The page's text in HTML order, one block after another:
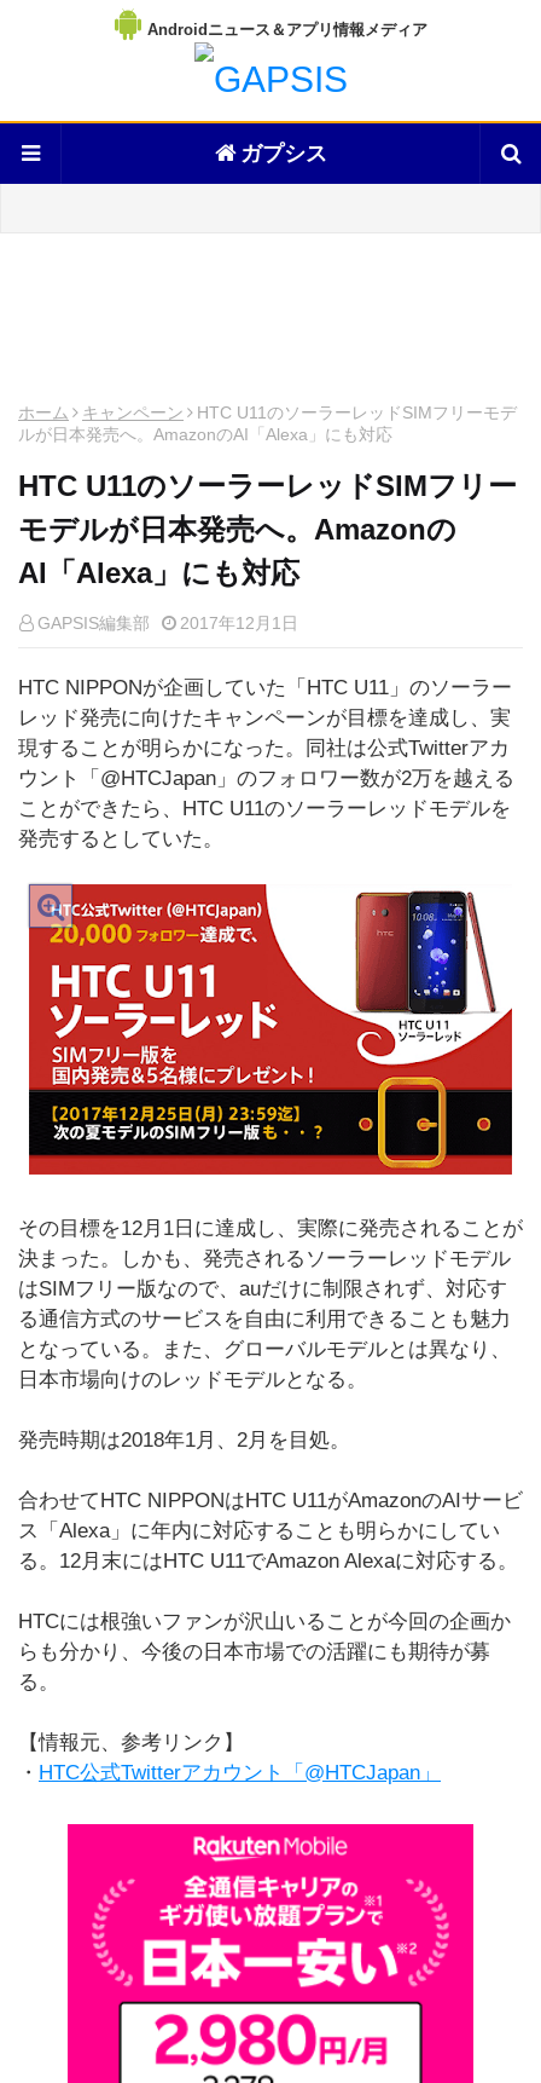
Androidニュース＆アプリ情報メディア
ガプシス
ホーム キャンペーン
HTC U11のソーラーレッドSIMフリーモデ
ルが日本発売へ。AmazonのAI「Alexa」にも対応
HTC U11のソーラーレッドSIMフリー
モデルが日本発売へ。Amazonの
AI「Alexa」にも対応
GAPSIS編集部 2017年12月1日
HTC NIPPONが企画していた「HTC U11」のソーラー
レッド発売に向けたキャンペーンが目標を達成し、実
現することが明らかになった。同社は公式Twitterアカ
ウント「@HTCJapan」のフォロワー数が2万を越える
ことができたら、HTC U11のソーラーレッドモデルを
発売するとしていた。
その目標を12月1日に達成し、実際に発売されることが
決まった。しかも、発売されるソーラーレッドモデル
はSIMフリー版なので、auだけに制限されず、対応す
る通信方式のサービスを自由に利用できることも魅力
となっている。また、グローバルモデルとは異なり、
日本市場向けのレッドモデルとなる。
発売時期は2018年1月、2月を目処。
合わせてHTC NIPPONはHTC U11がAmazonのAIサービ
ス「Alexa」に年内に対応することも明らかにしてい
る。12月末にはHTC U11でAmazon Alexaに対応する。
HTCには根強いファンが沢山いることが今回の企画か
らも分かり、今後の日本市場での活躍にも期待が募
る。
【情報元、参考リンク】
・ HTC公式Twitterアカウント「@HTCJapan」